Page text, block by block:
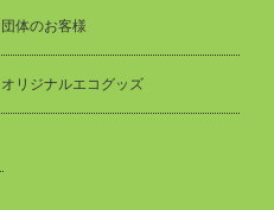
団体のお客様
オリジナルエコグッズ